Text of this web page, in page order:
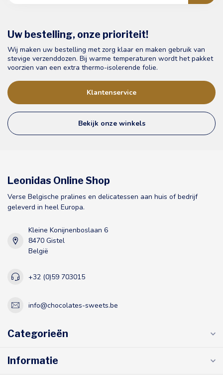
Uw bestelling, onze prioriteit!
Wij maken uw bestelling met zorg klaar en maken gebruik van
stevige verzenddozen. Bij warme temperaturen wordt het pakket
voorzien van een extra thermo-isolerende folie.
Klantenservice
Bekijk onze winkels
Leonidas Online Shop
Verse Belgische pralines en delicatessen aan huis of bedrijf
geleverd in heel Europa.
Kleine Konijnenboslaan 6
8470 Gistel
België
+32 (0)59 703015
info@chocolates-sweets.be
Categorieën
Informatie